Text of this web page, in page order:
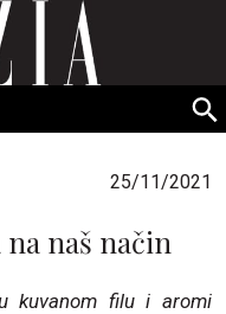
Srbija
25/11/2021
naš način
kuvanom filu i aromi